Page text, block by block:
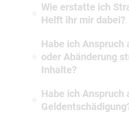
Wie erstatte ich
Helft ihr mir dabei?
Habe ich Anspruch
oder Abänderung
Inhalte?
Habe ich Anspruch